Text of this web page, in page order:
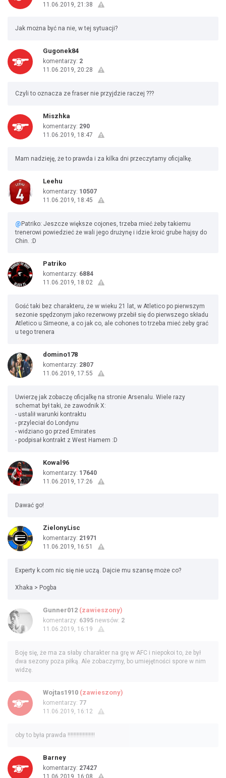
11.06.2019, 21:38
Jak można być na nie, w tej sytuacji?
Gugonek84
komentarzy: 2
11.06.2019, 20:28
Czyli to oznacza ze fraser nie przyjdzie raczej ???
Miszhka
komentarzy: 290
11.06.2019, 18:47
Mam nadzieję, że to prawda i za kilka dni przeczytamy oficjalkę.
Leehu
komentarzy: 10507
11.06.2019, 18:45
@ Patriko: Jeszcze większe cojones, trzeba mieć żeby takiemu
trenerowi powiedzieć że wali jego drużynę i idzie kroić grube hajsy do
Chin. :D
Patriko
komentarzy: 6884
11.06.2019, 18:02
Gość taki bez charakteru, że w wieku 21 lat, w Atletico po pierwszym
sezonie spędzonym jako rezerwowy przebił się do pierwszego składu
Atletico u Simeone, a co jak co, ale cohones to trzeba mieć żeby grać
u tego trenera
domino178
komentarzy: 2807
11.06.2019, 17:55
Uwierzę jak zobaczę oficjalkę na stronie Arsenalu. Wiele razy
schemat był taki, że zawodnik X:
- ustalił warunki kontraktu
- przyleciał do Londynu
- widziano go przed Emirates
- podpisał kontrakt z West Hamem :D
Kowal96
komentarzy: 17640
11.06.2019, 17:26
Dawać go!
ZielonyLisc
komentarzy: 21971
11.06.2019, 16:51
Experty k.com nic się nie uczą. Dajcie mu szansę może co?
Xhaka > Pogba
Gunner012 (zawieszony)
komentarzy: 6395 newsów: 2
11.06.2019, 16:19
Boję się, że ma za słaby charakter na grę w AFC i niepokoi to, że był
dwa sezony poza piłką. Ale zobaczymy, bo umiejętności spore w nim
widzę.
Wojtas1910 (zawieszony)
komentarzy: 77
11.06.2019, 16:12
oby to była prawda !!!!!!!!!!!!!!!!!!
Barney
komentarzy: 27427
11.06.2019, 16:08